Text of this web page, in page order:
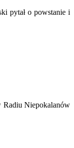
pytał o powstanie i
Radiu Niepokalanów